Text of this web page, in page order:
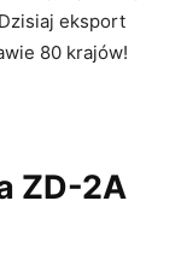
eksport
80 krajów!
ZD-2A